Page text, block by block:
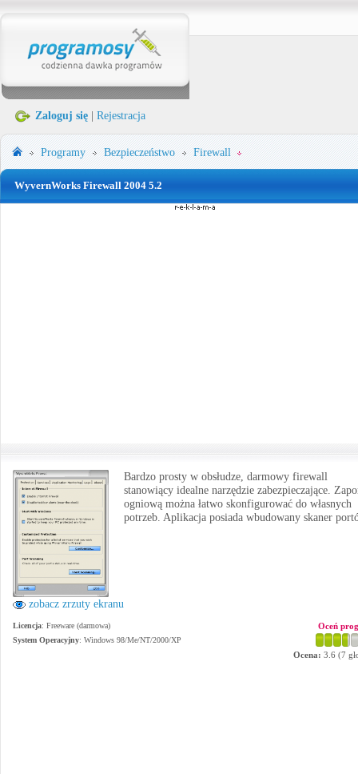
Zaloguj się Rejestracja
Programy Bezpieczeństwo Firewall
WyvernWorks Firewall 2004 5.2
zobacz zrzuty ekranu
Bardzo prosty w obsłudze, darmowy firewall
stanowiący idealne narzędzie zabezpieczające.
ogniową można łatwo skonfigurować do własnych
potrzeb. Aplikacja posiada wbudowany skaner
Licencja: Freeware (darmowa)
System Operacyjny: Windows 98/Me/NT/2000/XP
Oceń
Ocena: 3.6 (7